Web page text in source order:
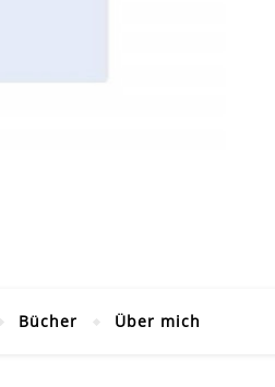
Bücher Über mich